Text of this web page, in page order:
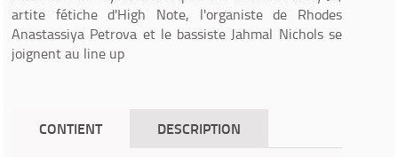
artite fétiche d'High Note, l'organiste de Rhodes
Anastassiya Petrova et le bassiste Jahmal Nichols se
joignent au line up
CONTIENT DESCRIPTION